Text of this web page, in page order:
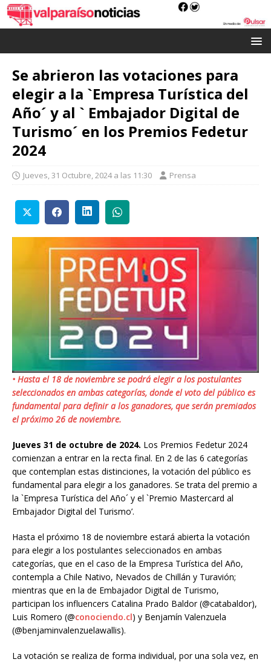
Se abrieron las votaciones para
elegir a la `Empresa Turística del
Año´ y al ` Embajador Digital de
Turismo´ en los Premios Fedetur
2024
Jueves, 31 Octubre, 2024 a las 11:30 Prensa
• Hasta el 18 de noviembre se podrá elegir a los postulantes
seleccionados en ambas categorías, donde el voto del público es
fundamental para definir a los ganadores, que serán premiados
el próximo 26 de noviembre.
Jueves 31 de octubre de 2024. Los Premios Fedetur 2024
comienzan a entrar en la recta final. En 2 de las 6 categorías
que contemplan estas distinciones, la votación del público es
fundamental para elegir a los ganadores. Se trata del premio a
la `Empresa Turística del Año´ y el `Premio Mastercard al
Embajador Digital del Turismo’.
Hasta el próximo 18 de noviembre estará abierta la votación
para elegir a los postulantes seleccionados en ambas
categorías, que en el caso de la Empresa Turística del Año,
contempla a Chile Nativo, Nevados de Chillán y Turavión;
mientras que en la de Embajador Digital de Turismo,
participan los influencers Catalina Prado Baldor (@catabaldor),
Luis Romero (@conociendo.cl) y Benjamín Valenzuela
(@benjaminvalenzuelawallis).
La votación se realiza de forma individual, por una sola vez, en